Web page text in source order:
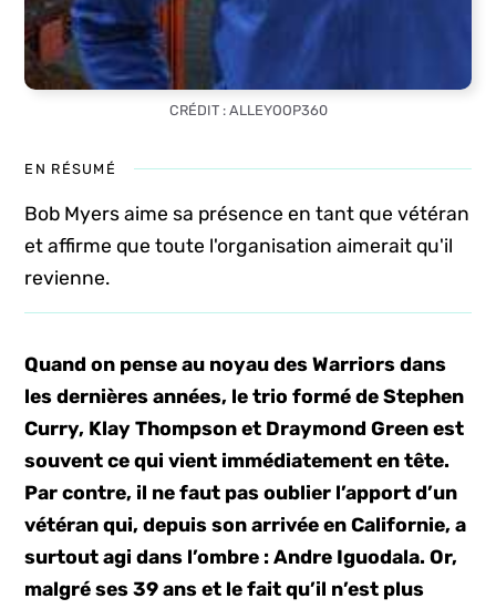
CRÉDIT : ALLEYOOP360
EN RÉSUMÉ
Bob Myers aime sa présence en tant que vétéran
et affirme que toute l'organisation aimerait qu'il
revienne.
Quand on pense au noyau des Warriors dans
les dernières années, le trio formé de Stephen
Curry, Klay Thompson et Draymond Green est
souvent ce qui vient immédiatement en tête.
Par contre, il ne faut pas oublier l’apport d’un
vétéran qui, depuis son arrivée en Californie, a
surtout agi dans l’ombre : Andre Iguodala. Or,
malgré ses 39 ans et le fait qu’il n’est plus